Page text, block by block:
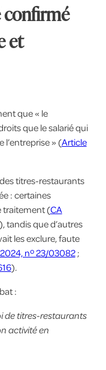
confirmé
et
que « le
que le salarié qui
l’entreprise » (Article
titres-restaurants
: certaines
traitement (CA
tandis que d’autres
les exclure, faute
nº 23/03082;
).
:
de titres-restaurants
activité en